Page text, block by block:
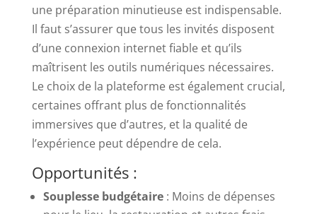
une préparation minutieuse est indispensable.
Il faut s’assurer que tous les invités disposent
d’une connexion internet fiable et qu’ils
maîtrisent les outils numériques nécessaires.
Le choix de la plateforme est également crucial,
certaines offrant plus de fonctionnalités
immersives que d’autres, et la qualité de
l’expérience peut dépendre de cela.
Opportunités :
Souplesse budgétaire: Moins de dépenses